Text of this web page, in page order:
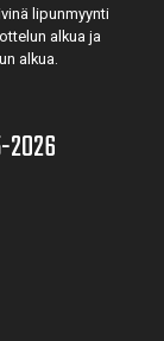
lipunmyynti
alkua ja
alkua.
2026